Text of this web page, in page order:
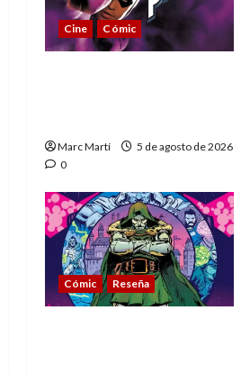
Cine Cómic
Marc Martí
5 de agosto de 2026
0
Cómic Reseña